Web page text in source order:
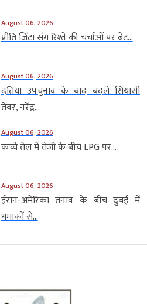
August 06, 2026
प्रीति जिंटा संग रिश्ते की चर्चाओं पर ब्रेट...
August 06, 2026
दतिया उपचुनाव के बाद बदले सियासी
तेवर, नरेंद्र...
August 06, 2026
कच्चे तेल में तेजी के बीच LPG पर...
August 06, 2026
ईरान-अमेरिका तनाव के बीच दुबई में
धमाकों से...